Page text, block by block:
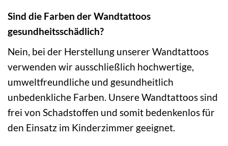
Sind die Farben der Wandtattoos
gesundheitsschädlich?
Nein, bei der Herstellung unserer Wandtattoos
verwenden wir ausschließlich hochwertige,
umweltfreundliche und gesundheitlich
unbedenkliche Farben. Unsere Wandtattoos sind
frei von Schadstoffen und somit bedenkenlos für
den Einsatz im Kinderzimmer geeignet.